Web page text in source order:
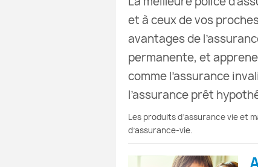
et à ceux de vos
avantages de
permanente, et
comme l’assurance
l’assurance prêt
Les produits d’assurance vie et
d’assurance-vie.